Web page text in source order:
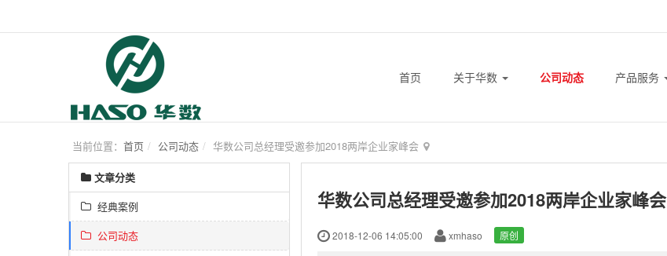
首页 关于华数 公司动态 产品服务
当前位置： 首页 公司动态 华数公司总经理受邀参加2018两岸企业家峰会
华数公司总经理受邀参加2018两岸企业家峰会
2018-12-06 14:05:00 xmhaso 原创
文章分类
经典案例
公司动态